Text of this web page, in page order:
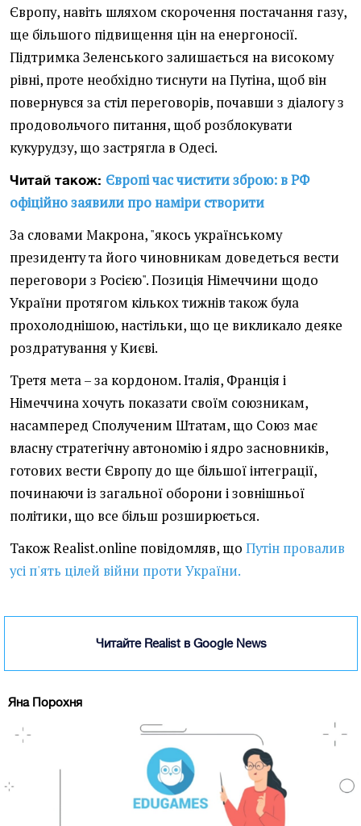
Європу, навіть шляхом скорочення постачання газу,
ще більшого підвищення цін на енергоносії.
Підтримка Зеленського залишається на високому
рівні, проте необхідно тиснути на Путіна, щоб він
повернувся за стіл переговорів, почавши з діалогу з
продовольчого питання, щоб розблокувати
кукурудзу, що застрягла в Одесі.
Читай також: Європі час чистити зброю: в РФ
офіційно заявили про наміри створити
За словами Макрона, "якось українському
президенту та його чиновникам доведеться вести
переговори з Росією". Позиція Німеччини щодо
України протягом кількох тижнів також була
прохолоднішою, настільки, що це викликало деяке
роздратування у Києві.
Третя мета – за кордоном. Італія, Франція і
Німеччина хочуть показати своїм союзникам,
насамперед Сполученим Штатам, що Союз має
власну стратегічну автономію і ядро засновників,
готових вести Європу до ще більшої інтеграції,
починаючи із загальної оборони і зовнішньої
політики, що все більш розширюється.
Також Realist.online повідомляв, що Путін провалив
усі п'ять цілей війни проти України.
Читайте Realist в Google News
Яна Порохня